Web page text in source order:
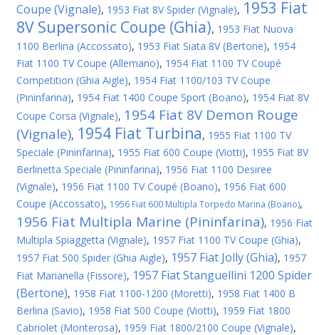
Coupe (Vignale), 1953 Fiat 8V Spider (Vignale), 1953 Fiat
8V Supersonic Coupe (Ghia), 1953 Fiat Nuova
1100 Berlina (Accossato), 1953 Fiat Siata 8V (Bertone), 1954
Fiat 1100 TV Coupe (Allemano), 1954 Fiat 1100 TV Coupé
Competition (Ghia Aigle), 1954 Fiat 1100/103 TV Coupe
(Pininfarina), 1954 Fiat 1400 Coupe Sport (Boano), 1954 Fiat 8V
Coupe Corsa (Vignale), 1954 Fiat 8V Demon Rouge
(Vignale), 1954 Fiat Turbina, 1955 Fiat 1100 TV
Speciale (Pininfarina), 1955 Fiat 600 Coupe (Viotti), 1955 Fiat 8V
Berlinetta Speciale (Pininfarina), 1956 Fiat 1100 Desiree
(Vignale), 1956 Fiat 1100 TV Coupé (Boano), 1956 Fiat 600
Coupe (Accossato), 1956 Fiat 600 Multipla Torpedo Marina (Boano),
1956 Fiat Multipla Marine (Pininfarina), 1956 Fiat
Multipla Spiaggetta (Vignale), 1957 Fiat 1100 TV Coupe (Ghia),
1957 Fiat 500 Spider (Ghia Aigle), 1957 Fiat Jolly (Ghia), 1957
Fiat Marianella (Fissore), 1957 Fiat Stanguellini 1200 Spider
(Bertone), 1958 Fiat 1100-1200 (Moretti), 1958 Fiat 1400 B
Berlina (Savio), 1958 Fiat 500 Coupe (Viotti), 1959 Fiat 1800
Cabriolet (Monterosa), 1959 Fiat 1800/2100 Coupe (Vignale),